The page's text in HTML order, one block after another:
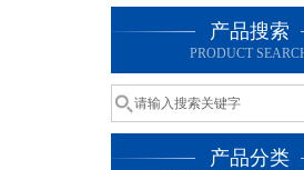
产品搜索
PRODUCT
产品分类